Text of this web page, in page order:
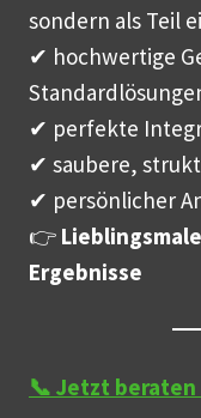
sondern als Teil
✔ hochwertige
✔ perfekte
✔ saubere,
✔ persönlicher
👉
Ergebnisse
📞 Jetzt beraten